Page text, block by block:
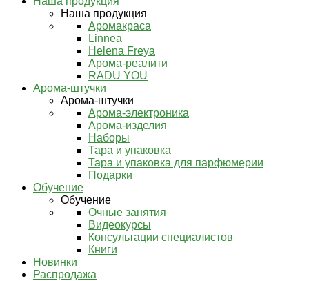
Наша продукция
Аромакраса
Linnea
Helena Freya
Арома-реалити
RADU YOU
Арома-штучки
Арома-штучки
Арома-электроника
Арома-изделия
Наборы
Тара и упаковка
Тара и упаковка для парфюмерии
Подарки
Обучение
Обучение
Очные занятия
Видеокурсы
Консультации специалистов
Книги
Новинки
Распродажа